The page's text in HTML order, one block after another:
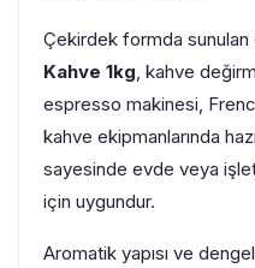
Çekirdek formda sunulan
Kahve 1kg, kahve
espresso makinesi,
kahve ekipmanlarında
sayesinde evde veya
için uygundur.
Aromatik yapısı ve